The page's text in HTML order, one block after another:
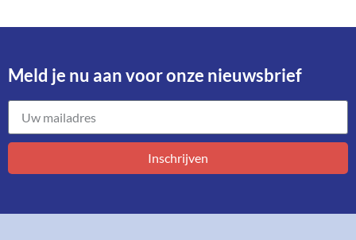
Meld je nu aan voor onze nieuwsbrief​
Inschrijven